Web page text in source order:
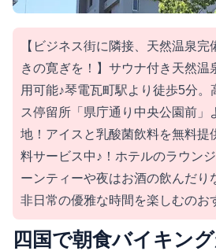
【ビジネス街に隣接、天然温泉完
きの寛ぎを！】サウナ付き天然温
用可能♪琴電瓦町駅より徒歩5分
ス停留所「県庁通り中央公園前」
地！アイスと乳酸菌飲料を無料提
料サービス中♪！ホテルのラウン
ーンティーや夜はお酒の飲んだり
非日常の優雅な時間を楽しむのお
四国で朝食バイキン